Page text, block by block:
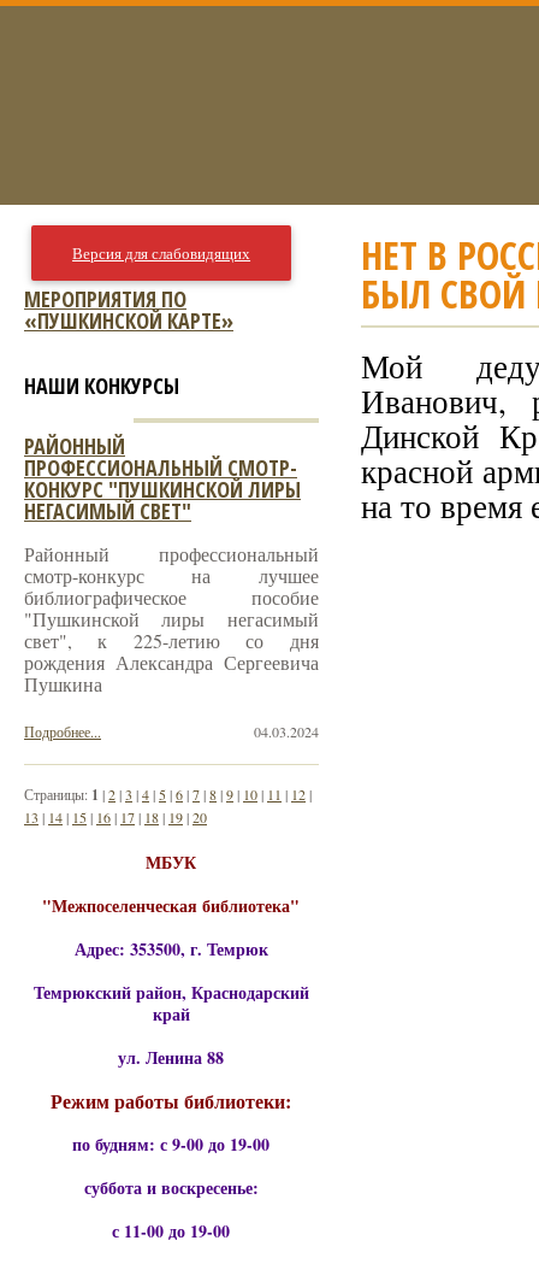
НЕТ В
БЫЛ СВОЙ
Мой
Иванович,
Динской
красной
на то время
Версия для слабовидящих
МЕРОПРИЯТИЯ ПО
«ПУШКИНСКОЙ КАРТЕ»
НАШИ КОНКУРСЫ
РАЙОННЫЙ
ПРОФЕССИОНАЛЬНЫЙ СМОТР-
КОНКУРС "ПУШКИНСКОЙ ЛИРЫ
НЕГАСИМЫЙ СВЕТ"
Районный профессиональный
смотр-конкурс на лучшее
библиографическое пособие
"Пушкинской лиры негасимый
свет", к 225-летию со дня
рождения Александра Сергеевича
Пушкина
04.03.2024
Подробнее...
Страницы: 1 |2|3 |4| 5|6|7|8|9| 10| 11 | 12|
13 | 14| 15| 16| 17| 18| 19|20
МБУК
"Межпоселенческая библиотека"
Адрес: 353500, г. Темрюк
Темрюкский район, Краснодарский
край
ул. Ленина 88
Режим работы библиотеки:
по будням: с 9-00 до 19-00
суббота и воскресенье:
с 11-00 до 19-00